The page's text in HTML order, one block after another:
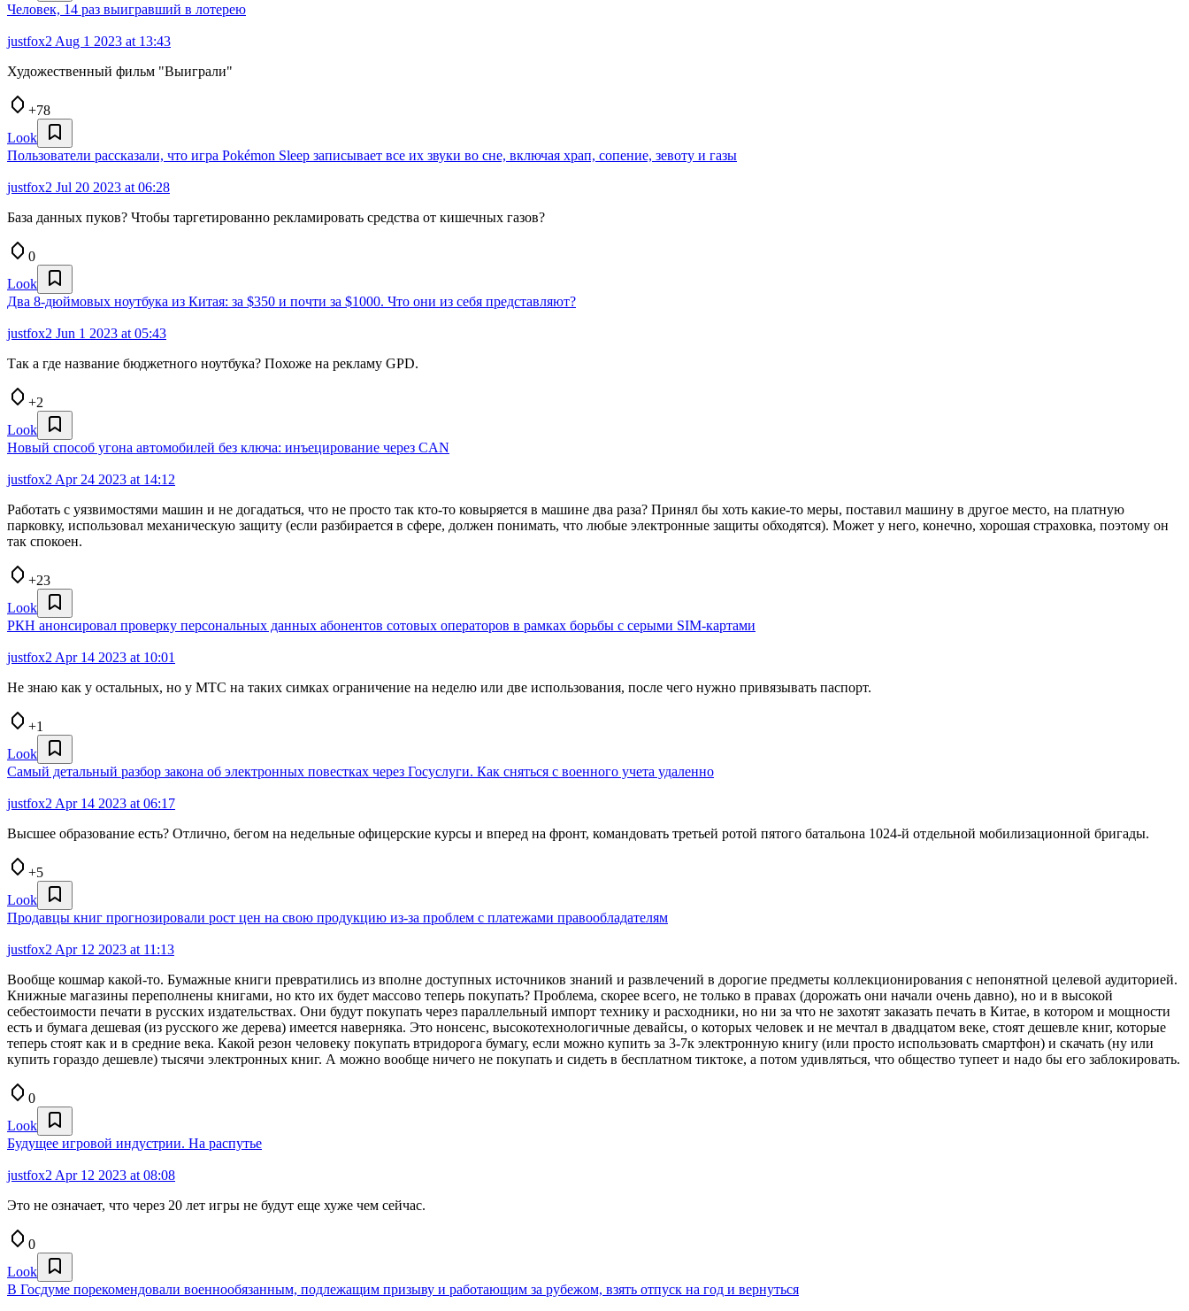
Человек, 14 раз выигравший в лотерею
justfox2 Aug 1 2023 at 13:43
Художественный фильм "Выиграли"
+78
Look
Пользователи рассказали, что игра Pokémon Sleep записывает все их звуки во сне, включая храп, сопение, зевоту и газы
justfox2 Jul 20 2023 at 06:28
База данных пуков? Чтобы таргетированно рекламировать средства от кишечных газов?
0
Look
Два 8-дюймовых ноутбука из Китая: за $350 и почти за $1000. Что они из себя представляют?
justfox2 Jun 1 2023 at 05:43
Так а где название бюджетного ноутбука? Похоже на рекламу GPD.
+2
Look
Новый способ угона автомобилей без ключа: инъецирование через CAN
justfox2 Apr 24 2023 at 14:12
Работать с уязвимостями машин и не догадаться, что не просто так кто-то ковыряется в машине два раза? Принял бы хоть какие-то меры, поставил машину в другое место, на платную
парковку, использовал механическую защиту (если разбирается в сфере, должен понимать, что любые электронные защиты обходятся). Может у него, конечно, хорошая страховка, поэтому он
так спокоен.
+23
Look
РКН анонсировал проверку персональных данных абонентов сотовых операторов в рамках борьбы с серыми SIM-картами
justfox2 Apr 14 2023 at 10:01
Не знаю как у остальных, но у МТС на таких симках ограничение на неделю или две использования, после чего нужно привязывать паспорт.
+1
Look
Самый детальный разбор закона об электронных повестках через Госуслуги. Как сняться с военного учета удаленно
justfox2 Apr 14 2023 at 06:17
Высшее образование есть? Отлично, бегом на недельные офицерские курсы и вперед на фронт, командовать третьей ротой пятого батальона 1024-й отдельной мобилизационной бригады.
+5
Look
Продавцы книг прогнозировали рост цен на свою продукцию из-за проблем с платежами правообладателям
justfox2 Apr 12 2023 at 11:13
Вообще кошмар какой-то. Бумажные книги превратились из вполне доступных источников знаний и развлечений в дорогие предметы коллекционирования с непонятной целевой аудиторией.
Книжные магазины переполнены книгами, но кто их будет массово теперь покупать? Проблема, скорее всего, не только в правах (дорожать они начали очень давно), но и в высокой
себестоимости печати в русских издательствах. Они будут покупать через параллельный импорт технику и расходники, но ни за что не захотят заказать печать в Китае, в котором и мощности
есть и бумага дешевая (из русского же дерева) имеется наверняка. Это нонсенс, высокотехнологичные девайсы, о которых человек и не мечтал в двадцатом веке, стоят дешевле книг, которые
теперь стоят как и в средние века. Какой резон человеку покупать втридорога бумагу, если можно купить за 3-7к электронную книгу (или просто использовать смартфон) и скачать (ну или
купить гораздо дешевле) тысячи электронных книг. А можно вообще ничего не покупать и сидеть в бесплатном тиктоке, а потом удивляться, что общество тупеет и надо бы его заблокировать.
0
Look
Будущее игровой индустрии. На распутье
justfox2 Apr 12 2023 at 08:08
Это не означает, что через 20 лет игры не будут еще хуже чем сейчас.
0
Look
В Госдуме порекомендовали военнообязанным, подлежащим призыву и работающим за рубежом, взять отпуск на год и вернуться